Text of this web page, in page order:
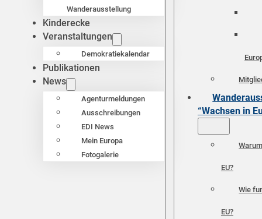
Wanderausstellung
Kinderecke
Veranstaltungen
Demokratiekalendar
Publikationen
News
Agenturmeldungen
Ausschreibungen
EDI News
Mein Europa
Fotogalerie
“Wachsen in
EU?
Wie
EU?